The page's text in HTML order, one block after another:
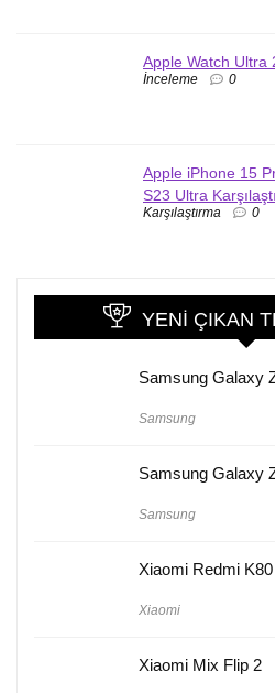
Apple Watch Ultra
İnceleme 0
Apple iPhone 15
S23 Ultra
Karşılaştırma 0
YENI ÇIKAN
Samsung Galaxy
Samsung
Samsung Galaxy
Samsung
Xiaomi Redmi
Xiaomi
Xiaomi Mix Flip 2